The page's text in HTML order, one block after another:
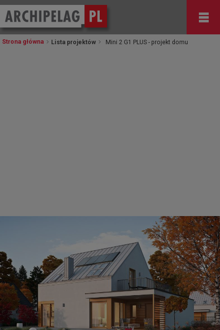
Strona główna Lista projektów Mini 2 G1 PLUS - projekt domu